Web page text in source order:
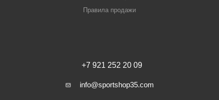
Правила продажи
+7 921 252 20 09
info@sportshop35.com